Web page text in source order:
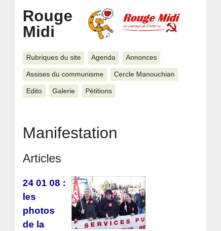
Rouge
Midi
Rubriques du site Agenda Annonces
Assises du communisme Cercle Manouchian
Edito Galerie Pétitions
Manifestation
Articles
24 01 08 :
les
photos
de la